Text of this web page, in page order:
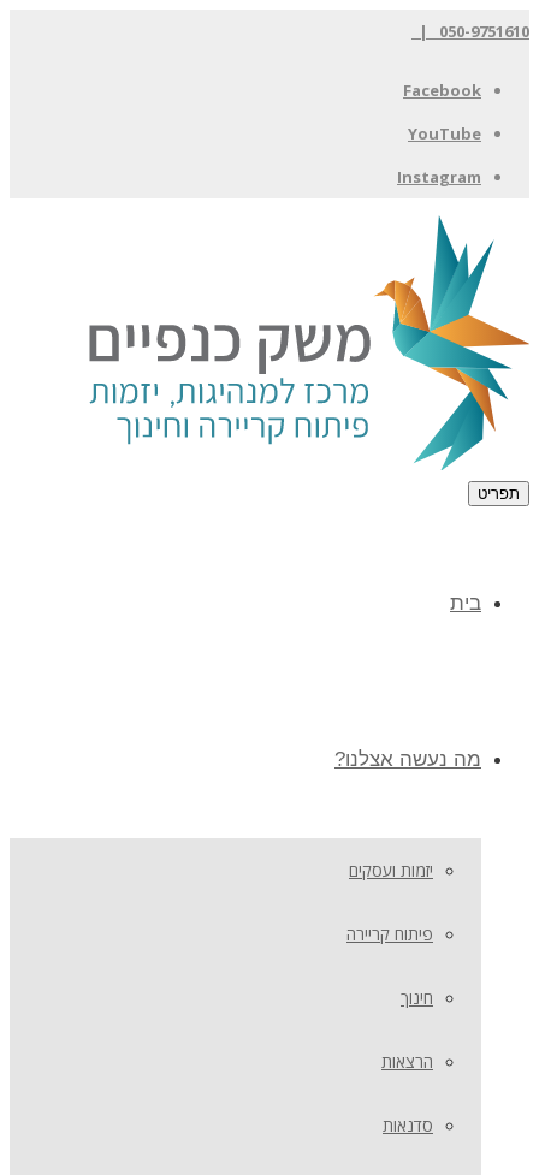
050-9751610 |
Facebook
YouTube
Instagram
תפריט
בית
מה נעשה אצלנו?
יזמות ועסקים
פיתוח קריירה
חינוך
הרצאות
סדנאות